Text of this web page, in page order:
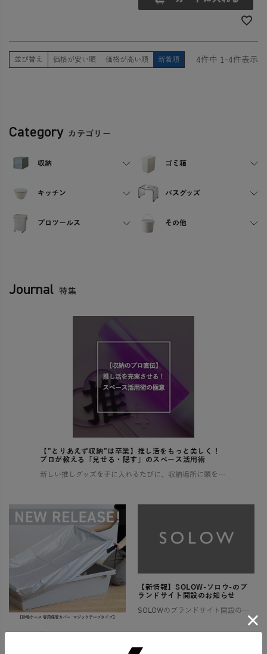
並び替え 価格が安い順 価格が高い順 新着順 4件中 1 -4件表示
Category カテゴリー
収納 ゴミ箱
キッチン バスグッズ
プロツールス その他
Journal 特集
【”とりあえず収納”は卒業】推し活をもっと美しく！
プロが教える「見せる・隠す」のスペース活用術
新しい推しグッズを手に入れるたびに、収納場所に頭を悩ませていませんか？ 増え続けるコレクションで部屋が散らかり、せっかくの推し活もなんだか落ち着かない…そんな経験、きっと多くの「推し」を持つ方がされているはずです。 この […]
【新情報】SOLOW-ソロウ-のブ
ランドサイト開設のお知らせ
SOLOWのブランドサイト開設のお知らせ そろう、整う、満たされる 憧れるけれど、なかなか実現しない理想の暮らし。 そんな想いに寄り添い、 SOLOWが理想を叶えるお手伝いをします。 一つひとつ揃えるたびに住まいが整い、 […]